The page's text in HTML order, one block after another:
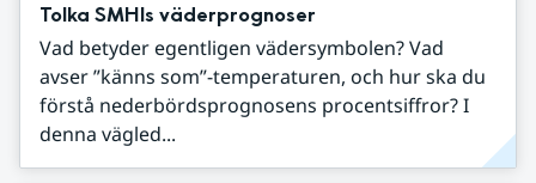
Tolka SMHIs väderprognoser
Vad betyder egentligen vädersymbolen? Vad
avser ”känns som”-temperaturen, och hur ska du
förstå nederbördsprognosens procentsiffror? I
denna vägled...